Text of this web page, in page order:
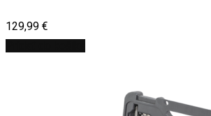
129,99 €